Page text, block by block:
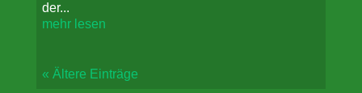
der...
mehr lesen
« Ältere Einträge